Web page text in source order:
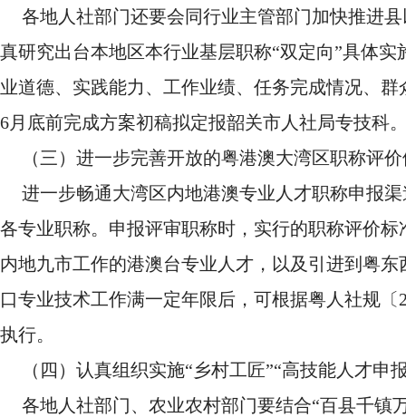
各地人社部门还要会同行业主管部门加快推进
真研究出台本地区本行业基层职称“双定向”具体
业道德、实践能力、工作业绩、任务完成情况、
6月底前完成方案初稿拟定报韶关市人社局专技科
（三）进一步完善开放的粤港澳大湾区职称评
进一步畅通大湾区内地港澳专业人才职称申报
各专业职称。申报评审职称时，实行的职称评价
内地九市工作的港澳台专业人才，以及引进到粤
口专业技术工作满一定年限后，可根据粤人社规
执行。
（四）认真组织实施“乡村工匠”“高技能人才
各地人社部门、农业农村部门要结合“百县千镇